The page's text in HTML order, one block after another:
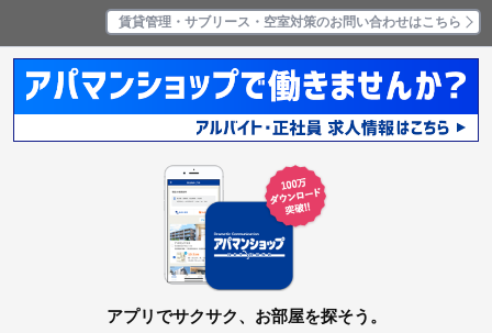
賃貸管理・サブリース・空室対策のお問い合わせはこちら
アプリでサクサク、お部屋を探そう。